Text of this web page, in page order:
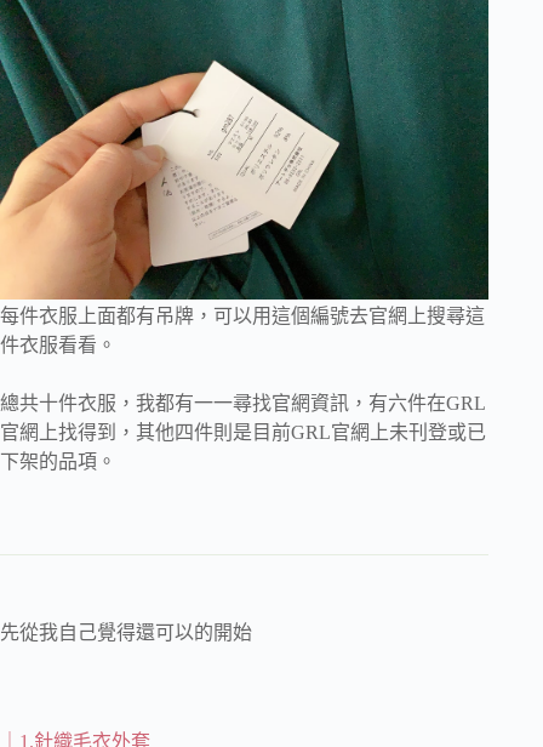
每件衣服上面都有吊牌，可以用這個編號去官網上搜尋這
件衣服看看。
總共十件衣服，我都有一一尋找官網資訊，有六件在GRL
官網上找得到，其他四件則是目前GRL官網上未刊登或已
下架的品項。
先從我自己覺得還可以的開始
｜1.針織毛衣外套